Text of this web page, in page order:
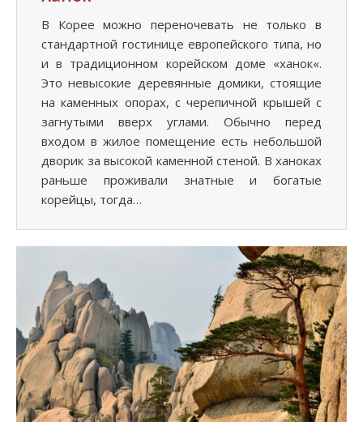
В Корее можно переночевать не только в
стандартной гостинице европейского типа, но
и в традиционном корейском доме «ханок«.
Это невысокие деревянные домики, стоящие
на каменных опорах, с черепичной крышей с
загнутыми вверх углами. Обычно перед
входом в жилое помещение есть небольшой
дворик за высокой каменной стеной. В ханоках
раньше проживали знатные и богатые
корейцы, тогда…